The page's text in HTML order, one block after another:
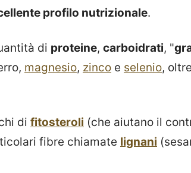
profilo nutrizionale.
di proteine, carboidrati, "
magnesio, zinco e selenio,
di fitosteroli (che aiutano il
fibre chiamate lignani